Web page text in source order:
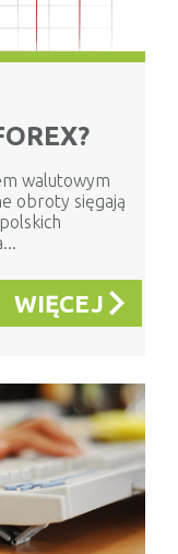
walutowym
obroty sięgają
WIĘCEJ